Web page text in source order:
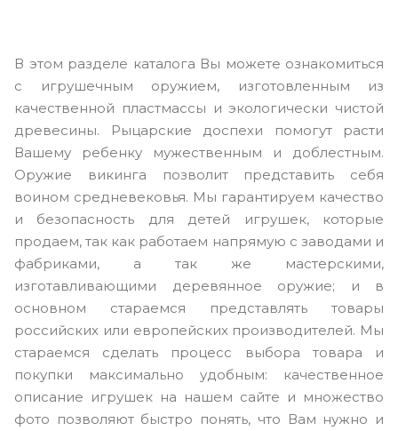
В этом разделе каталога Вы можете ознакомиться
с игрушечным оружием, изготовленным из
качественной пластмассы и экологически чистой
древесины. Рыцарские доспехи помогут расти
Вашему ребенку мужественным и доблестным.
Оружие викинга позволит представить себя
воином средневековья. Мы гарантируем качество
и безопасность для детей игрушек, которые
продаем, так как работаем напрямую с заводами и
фабриками, а так же мастерскими,
изготавливающими деревянное оружие; и в
основном стараемся представлять товары
российских или европейских производителей. Мы
стараемся сделать процесс выбора товара и
покупки максимально удобным: качественное
описание игрушек на нашем сайте и множество
фото позволяют быстро понять, что Вам нужно и